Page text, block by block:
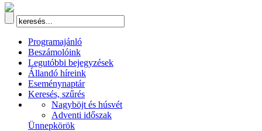
Programajánló
Beszámolóink
Legutóbbi bejegyzések
Állandó híreink
Eseménynaptár
Keresés, szűrés
Nagyböjt és húsvét
Adventi időszak
Ünnepkörök